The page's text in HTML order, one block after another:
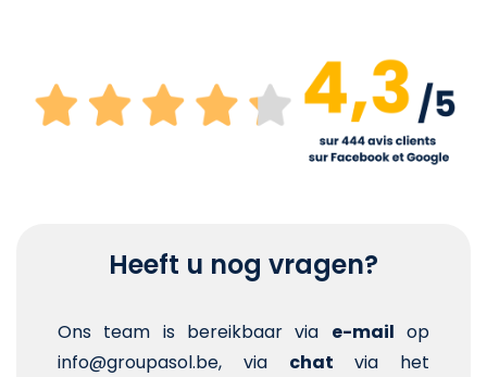
Heeft u nog vragen?
Ons team is bereikbaar via e-mail op
info@groupasol.be, via chat via het